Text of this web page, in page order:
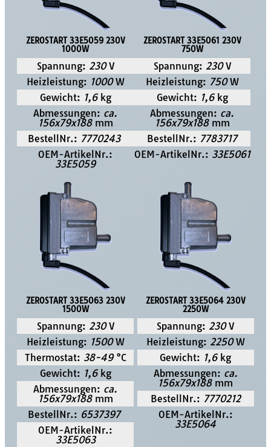
ZEROSTART 33E5059 230V
1000W
Spannung: 230 V
Heizleistung: 1000 W
Gewicht: 1,6 kg
Abmessungen: ca.
156x79x188 mm
BestellNr.: 7770243
OEM-ArtikelNr.:
33E5059
ZEROSTART 33E5061 230V
750W
Spannung: 230 V
Heizleistung: 750 W
Gewicht: 1,6 kg
Abmessungen: ca.
156x79x188 mm
BestellNr.: 7783717
OEM-ArtikelNr.: 33E5061
ZEROSTART 33E5063 230V
1500W
Spannung: 230 V
Heizleistung: 1500 W
Thermostat: 38-49 °C
Gewicht: 1,6 kg
Abmessungen: ca.
156x79x188 mm
BestellNr.: 6537397
OEM-ArtikelNr.:
33E5063
ZEROSTART 33E5064 230V
2250W
Spannung: 230 V
Heizleistung: 2250 W
Gewicht: 1,6 kg
Abmessungen: ca.
156x79x188 mm
BestellNr.: 7770212
OEM-ArtikelNr.:
33E5064